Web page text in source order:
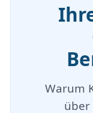
Warum
über